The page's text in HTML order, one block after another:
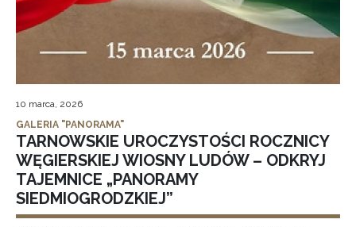
10 marca, 2026
GALERIA "PANORAMA"
TARNOWSKIE UROCZYSTOŚCI ROCZNICY
WĘGIERSKIEJ WIOSNY LUDÓW – ODKRYJ
TAJEMNICE „PANORAMY
SIEDMIOGRODZKIEJ”